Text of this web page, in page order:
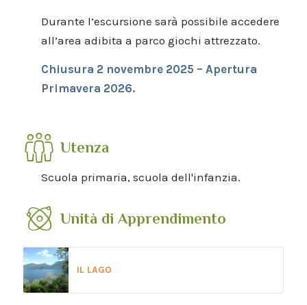
Durante l’escursione sarà possibile accedere
all’area adibita a parco giochi attrezzato.
Chiusura 2 novembre 2025 – Apertura
Primavera 2026.
Utenza
Scuola primaria, scuola dell'infanzia.
Unità di Apprendimento
IL LAGO